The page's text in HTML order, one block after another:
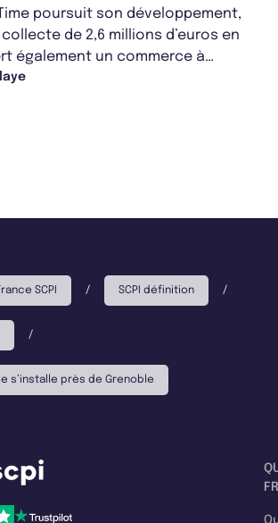
poursuit son développement,
de 2,6 millions d’euros en
également un commerce à
une plateforme logisti...
SCPI / SCPI définition /
/
s’installe près de Grenoble